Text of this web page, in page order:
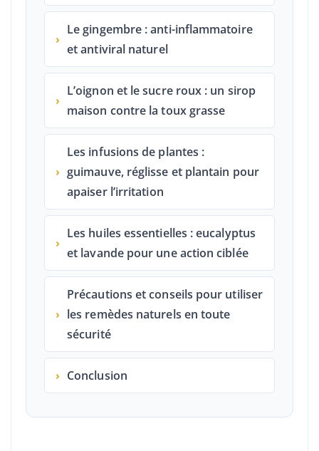
›
Le gingembre : anti-inflammatoire
et antiviral naturel
›
L’oignon et le sucre roux : un sirop
maison contre la toux grasse
›
Les infusions de plantes :
guimauve, réglisse et plantain pour
apaiser l’irritation
›
Les huiles essentielles : eucalyptus
et lavande pour une action ciblée
›
Précautions et conseils pour utiliser
les remèdes naturels en toute
sécurité
› Conclusion